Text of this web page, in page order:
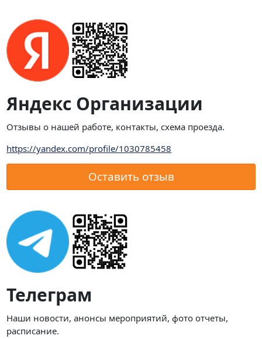
Яндекс Организации
Отзывы о нашей работе, контакты, схема проезда.
https://yandex.com/profile/1030785458
Оставить отзыв
Телеграм
Наши новости, анонсы мероприятий, фото отчеты,
расписание.